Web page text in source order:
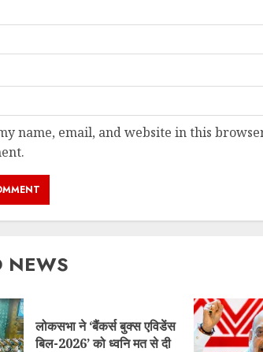
name, email, and website in this
NEWS
लोकसभा ने ‘बैंकर्स बुक्स एविडेंस
बिल-2026’ को ध्वनि मत से दी